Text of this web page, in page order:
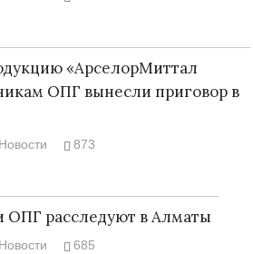
«АрселорМиттал
ОПГ вынесли приговор в
Новости 873
ОПГ расследуют в Алматы
Новости 685